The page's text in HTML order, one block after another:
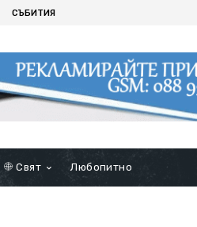
СЪБИТИЯ
Свят Любопитно